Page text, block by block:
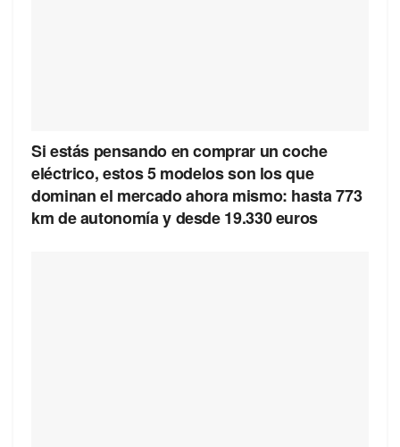
Si estás pensando en comprar un coche
eléctrico, estos 5 modelos son los que
dominan el mercado ahora mismo: hasta 773
km de autonomía y desde 19.330 euros